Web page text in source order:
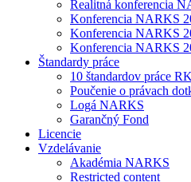
Realitná konferencia
Konferencia NARKS
Konferencia NARKS
Konferencia NARKS
Štandardy práce
10 štandardov práce RK
Poučenie o právach
Logá NARKS
Garančný Fond
Licencie
Vzdelávanie
Akadémia NARKS
Restricted content